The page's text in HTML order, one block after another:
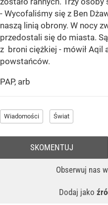
- Wycofaliśmy się z Ben
naszą linią obrony. W nocy
przedostali się do miasta.
z broni ciężkiej - mówił Aqil
powstańców.
PAP, arb
Wiadomości Świat
Obserwuj nas w
Dodaj jako
SKOMENTUJ